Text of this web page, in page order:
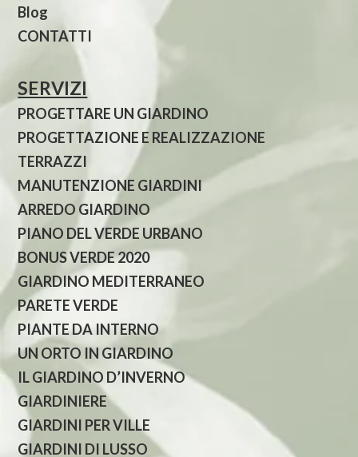
Blog
CONTATTI
SERVIZI
PROGETTARE UN GIARDINO
PROGETTAZIONE E REALIZZAZIONE
TERRAZZI
MANUTENZIONE GIARDINI
ARREDO GIARDINO
PIANO DEL VERDE URBANO
BONUS VERDE 2020
GIARDINO MEDITERRANEO
PARETE VERDE
PIANTE DA INTERNO
UN ORTO IN GIARDINO
IL GIARDINO D’INVERNO
GIARDINIERE
GIARDINI PER VILLE
GIARDINI DI LUSSO